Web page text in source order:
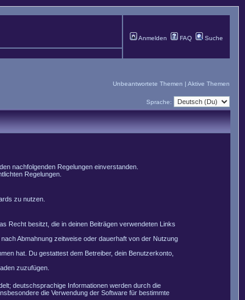
Anmelden FAQ Suche
Unbeantwortete Themen | Aktive Themen
Sprache:
nachfolgenden Regelungen einverstanden.
Regelungen.
zu nutzen.
Recht besitzt, die in deinen Beiträgen verwendeten Links
Abmahnung zeitweise oder dauerhaft von der Nutzung
hat. Du gestattest dem Betreiber, dein Benutzerkonto,
zuzufügen.
deutschsprachige Informationen werden durch die
die Verwendung der Software für bestimmte